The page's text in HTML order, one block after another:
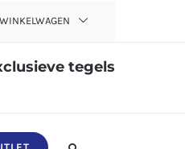
WINKELWAGEN
tegels